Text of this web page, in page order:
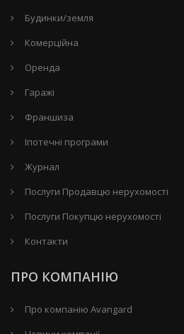
Будинки/земля
Комерційна
Оренда
Гаражі
Франшиза
Іпотечні програми
Журнал
Послуги Продавцю нерухомості
Послуги Покупцю нерухомості
Контакти
ПРО КОМПАНІЮ
Про компанію Avangard